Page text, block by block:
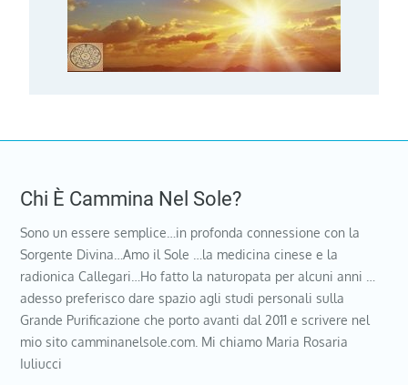
Chi È Cammina Nel Sole?
Sono un essere semplice…in profonda connessione con la
Sorgente Divina…Amo il Sole …la medicina cinese e la
radionica Callegari…Ho fatto la naturopata per alcuni anni …
adesso preferisco dare spazio agli studi personali sulla
Grande Purificazione che porto avanti dal 2011 e scrivere nel
mio sito camminanelsole.com. Mi chiamo Maria Rosaria
Iuliucci